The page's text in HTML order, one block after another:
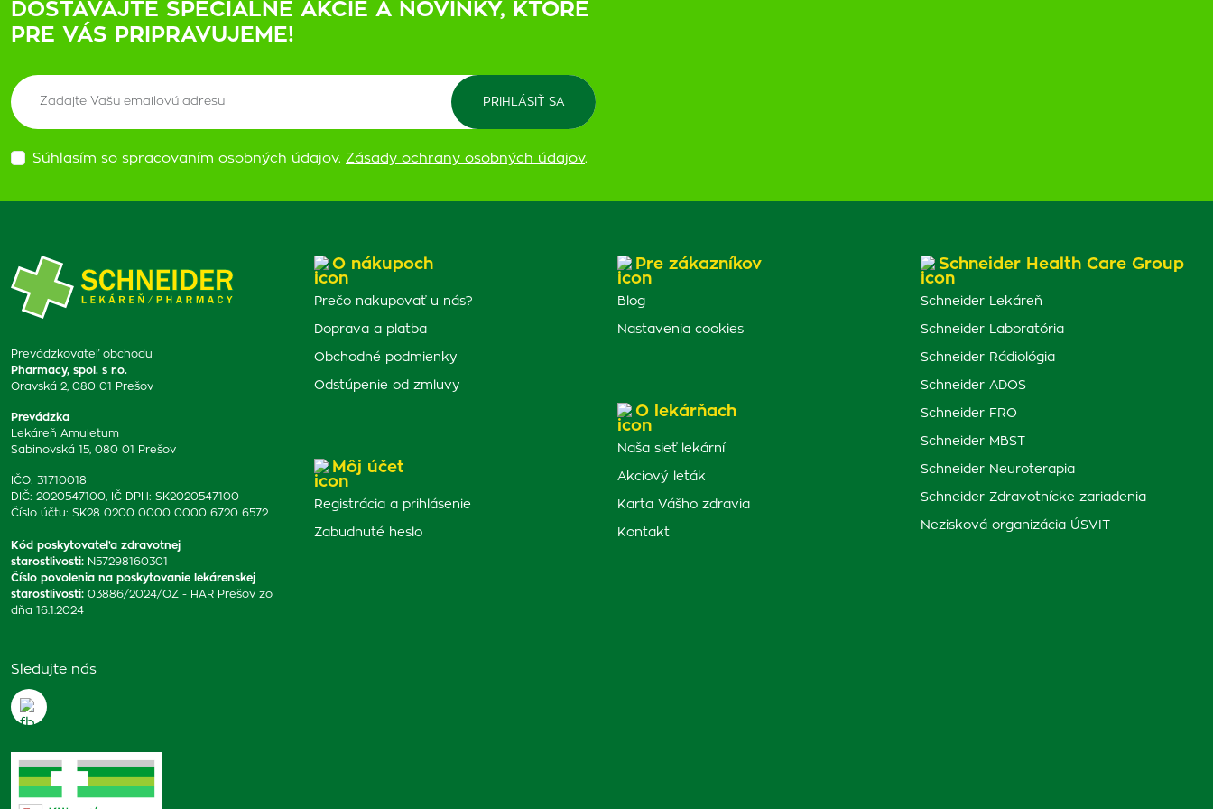
DOSTÁVAJTE ŠPECIÁLNE AKCIE A NOVINKY, KTORÉ
PRE VÁS PRIPRAVUJEME!
Súhlasím so spracovaním osobných údajov. Zásady ochrany osobných údajov.
Prevádzkovateľ obchodu
Pharmacy, spol. s r.o.
Oravská 2, 080 01 Prešov
Prevádzka
Lekáreň Amuletum
Sabinovská 15, 080 01 Prešov
IČO: 31710018
DIČ: 2020547100, IČ DPH: SK2020547100
Číslo účtu: SK28 0200 0000 0000 6720 6572
Kód poskytovateľa zdravotnej
starostlivosti: N57298160301
Číslo povolenia na poskytovanie lekárenskej
starostlivosti: 03886/2024/OZ - HAR Prešov zo
dňa 16.1.2024
Sledujte nás
O nákupoch
Prečo nakupovať u nás?
Doprava a platba
Obchodné podmienky
Odstúpenie od zmluvy
Môj účet
Registrácia a prihlásenie
Zabudnuté heslo
Pre zákazníkov
Blog
Nastavenia cookies
O lekárňach
Naša sieť lekární
Akciový leták
Karta Vášho zdravia
Kontakt
Schneider Health Care Group
Schneider Lekáreň
Schneider Laboratória
Schneider Rádiológia
Schneider ADOS
Schneider FRO
Schneider MBST
Schneider Neuroterapia
Schneider Zdravotnícke zariadenia
Nezisková organizácia ÚSVIT